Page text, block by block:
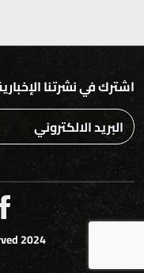
اشترك في نشرتنا
2024 OLM, All Rights Reserved ©